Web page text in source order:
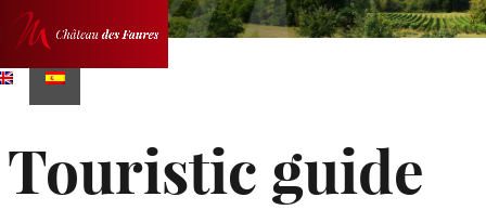
Skip
content
CONTACT
Touristic guide